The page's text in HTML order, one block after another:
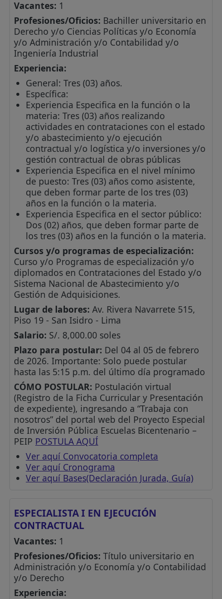
Vacantes: 1
Profesiones/Oficios: Bachiller universitario en
Derecho y/o Ciencias Políticas y/o Economía
y/o Administración y/o Contabilidad y/o
Ingeniería Industrial
Experiencia:
General: Tres (03) años.
Específica:
Experiencia Especifica en la función o la
materia: Tres (03) años realizando
actividades en contrataciones con el estado
y/o abastecimiento y/o ejecución
contractual y/o logística y/o inversiones y/o
gestión contractual de obras públicas
Experiencia Especifica en el nivel mínimo
de puesto: Tres (03) años como asistente,
que deben formar parte de los tres (03)
años en la función o la materia.
Experiencia Especifica en el sector público:
Dos (02) años, que deben formar parte de
los tres (03) años en la función o la materia.
Cursos y/o programas de especialización:
Curso y/o Programas de especialización y/o
diplomados en Contrataciones del Estado y/o
Sistema Nacional de Abastecimiento y/o
Gestión de Adquisiciones.
Lugar de labores: Av. Rivera Navarrete 515,
Piso 19 - San Isidro - Lima
Salario: S/. 8,000.00 soles
Plazo para postular: Del 04 al 05 de febrero
de 2026. Importante: Solo puede postular
hasta las 5:15 p.m. del último día programado
CÓMO POSTULAR: Postulación virtual
(Registro de la Ficha Curricular y Presentación
de expediente), ingresando a “Trabaja con
nosotros” del portal web del Proyecto Especial
de Inversión Pública Escuelas Bicentenario –
PEIP POSTULA AQUÍ
Ver aquí Convocatoria completa
Ver aquí Cronograma
Ver aquí Bases(Declaración Jurada, Guía)
ESPECIALISTA I EN EJECUCIÓN
CONTRACTUAL
Vacantes: 1
Profesiones/Oficios: Título universitario en
Administración y/o Economía y/o Contabilidad
y/o Derecho
Experiencia: